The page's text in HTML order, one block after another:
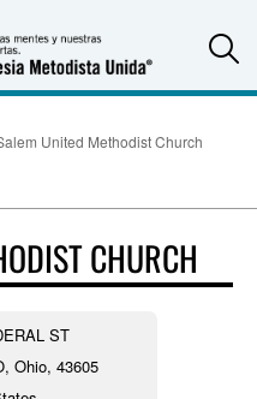
United Methodist Church
CHURCH
ST
Ohio, 43605